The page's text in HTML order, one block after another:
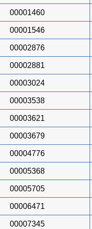
00001460
00001546
00002876
00002881
00003024
00003538
00003621
00003679
00004776
00005368
00005705
00006471
00007345